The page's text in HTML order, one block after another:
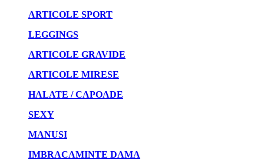
ARTICOLE SPORT
LEGGINGS
ARTICOLE GRAVIDE
ARTICOLE MIRESE
HALATE / CAPOADE
SEXY
MANUSI
IMBRACAMINTE DAMA